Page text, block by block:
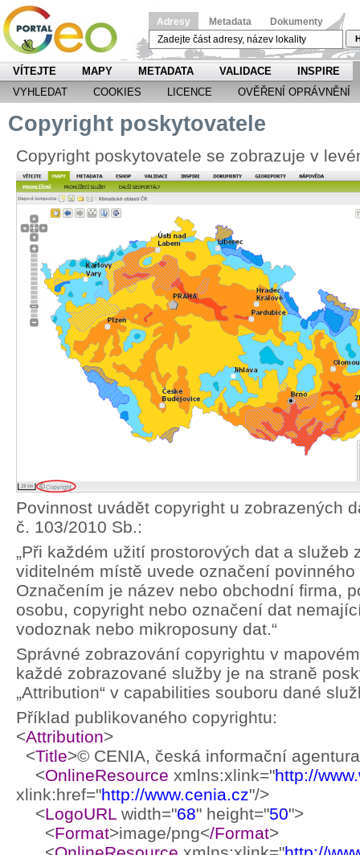
Adresy Metadata Dokumenty
VÍTEJTE MAPY METADATA VALIDACE
INSPIRE
VYHLEDAT
COOKIES LICENCE OVĚŘENÍ OPRÁVNĚNÍ
Copyright poskytovatele
Copyright poskytovatele se zobrazuje v
Povinnost uvádět copyright u zobrazených
č. 103/2010 Sb.:
„Při každém užití prostorových dat a
viditelném místě uvede označení
Označením je název nebo obchodní firma,
osobu, copyright nebo označení dat
vodoznak nebo mikroposuny dat.“
Správné zobrazování copyrightu v
každé zobrazované služby je na straně
„Attribution“ v capabilities souboru dané
Příklad publikovaného copyrightu:
<Attribution>
<Title>© CENIA, česká informační
<OnlineResource xmlns:xlink="http://
xlink:href="http://www.cenia.cz"/>
<LogoURL width="68" height="50">
<Format>image/png</Format>